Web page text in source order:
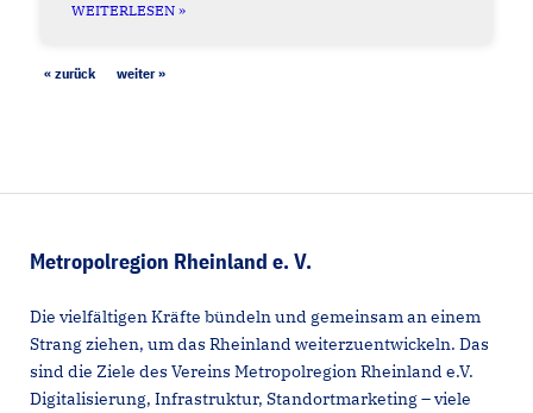
WEITERLESEN »
« zurück weiter »
Metropolregion Rheinland e. V.
Die vielfältigen Kräfte bündeln und gemeinsam an einem
Strang ziehen, um das Rheinland weiterzuentwickeln. Das
sind die Ziele des Vereins Metropolregion Rheinland e.V.
Digitalisierung, Infrastruktur, Standortmarketing – viele